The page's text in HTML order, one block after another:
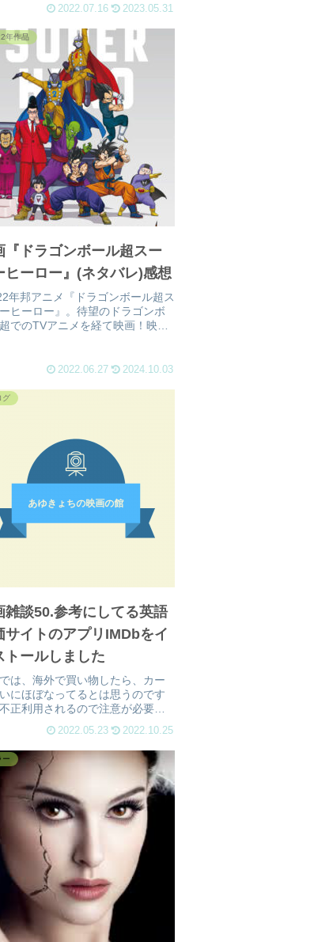
。池袋全映画館近くの喫煙場所(喫
2022.07.16 2023.05.31
年作品
『ドラゴンボール超スー
ヒーロー』(ネタバレ)感想
年邦アニメ『ドラゴンボール超ス
ヒーロー』。待望のドラゴンボ
でのTVアニメを経て映画！映
！120%の悟飯ちゃんを見逃すな
2022.06.27 2024.10.03
グ
雑談50.参考にしてる英語
サイトのアプリIMDbをイ
トールしました
は、海外で買い物したら、カー
いにほぼなってるとは思うのです
正利用されるので注意が必要で
この英語の映画サイトは、評価
トなので、買い物などしなければ
もしれませんが、アカウントが
などの連携であり、199...
2022.05.23 2022.10.25
ー